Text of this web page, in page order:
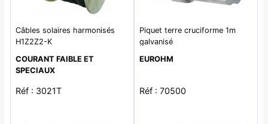
Câbles solaires harmonisés
H1Z2Z2-K
COURANT FAIBLE ET
SPECIAUX
Réf : 3021T
Piquet terre cruciforme 1m
galvanisé
EUROHM
Réf : 70500